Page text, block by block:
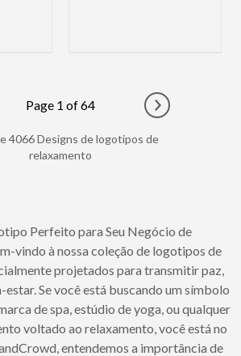
page
Page 1 of 64
Go to next
4066 Designs de logotipos de
relaxamento
Perfeito para Seu Negócio de
vindo à nossa coleção de logotipos de
projetados para transmitir paz,
Se você está buscando um símbolo
de spa, estúdio de yoga, ou qualquer
voltado ao relaxamento, você está no
entendemos a importância de